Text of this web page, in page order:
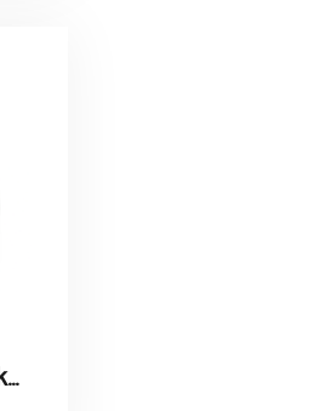
Colored Dumbbells 7kg / دمبلز ملون 7 كيلو